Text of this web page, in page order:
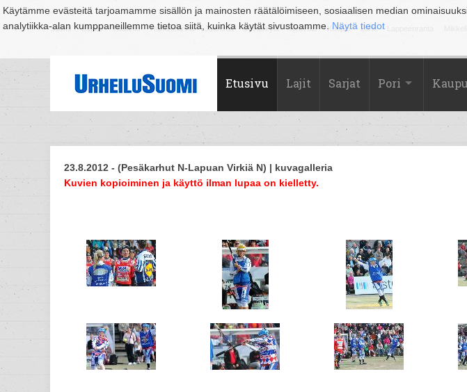
Käytämme evästeitä tarjoamamme sisällön ja mainosten räätälöimiseen, sosiaalisen median
analytiikka-alan kumppaneillemme tietoa siitä, kuinka käytät sivustoamme. Näytä tiedot
Suomi Espoo Helsinki Hämeenlinna Joensuu Jyväskylä Kouvola Kuopio Lahti
Etusivu Lajit Sarjat Pori
23.8.2012 - (Pesäkarhut N-Lapuan Virkiä N) | kuvagalleria
Kuvien kopioiminen ja käyttö ilman lupaa on kielletty.